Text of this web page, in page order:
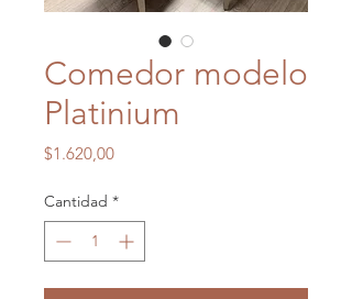
Comedor modelo
Platinium
$1.620,00Precio
Cantidad *